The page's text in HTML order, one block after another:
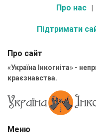
Про нас
Підтримати
Про сайт
«Україна Інкогніта» -
краєзнавства.
Меню